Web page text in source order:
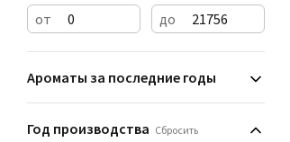
от до
Ароматы за последние годы
Год производства Сбросить